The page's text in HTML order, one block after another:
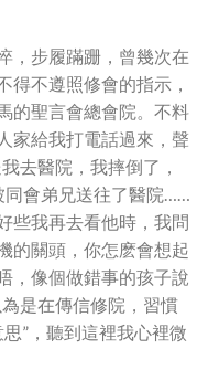
，步履蹣跚，曾幾次在
得不遵照修會的指示，
的聖言會總會院。不料
家給我打電話過來，聲
去醫院，我摔倒了，
同會弟兄送往了醫院……
些我再去看他時，我問
的關頭，你怎麽會想起
，像個做錯事的孩子說
是在傳信修院，習慣
”，聽到這裡我心裡微